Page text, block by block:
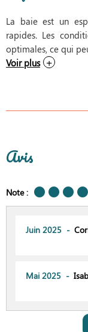
La baie est un
rapides. Les
optimales, ce qui
Voir plus
Avis
Note :
Juin 2025
Mai 2025